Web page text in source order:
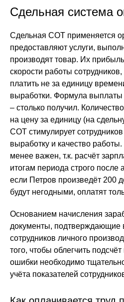
Сдельная система
Сдельная СОТ применяется
предоставляют услуги,
производят товар. Их
скорости работы
платить не за единицу
выработки. Формула выплаты
– столько получил.
на цену за единицу (на
СОТ стимулирует
выработку и качество
менее важен, т.к. расчёт
итогам периода строго после
если Петров произведёт 200
будут негодными, оплатят
Основанием начисления
документы, подтверждающие
сотрудников личного
того, чтобы облегчить
ошибки необходимо
учёта показателей